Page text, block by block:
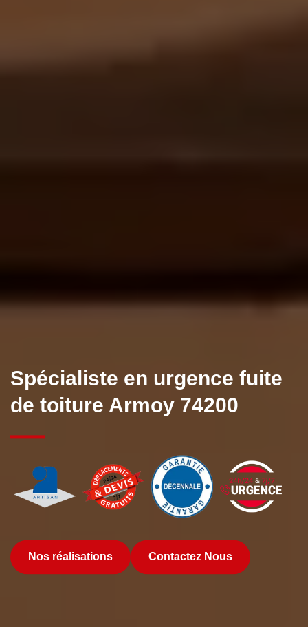
Spécialiste en urgence fuite
de toiture Armoy 74200
Nos réalisations Contactez Nous